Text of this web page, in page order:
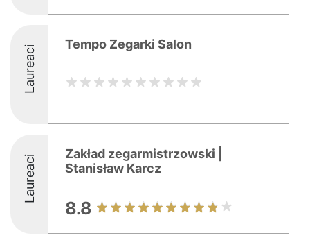
Laureaci Tempo Zegarki Salon
Laureaci
Zakład zegarmistrzowski |
Stanisław Karcz
8.8